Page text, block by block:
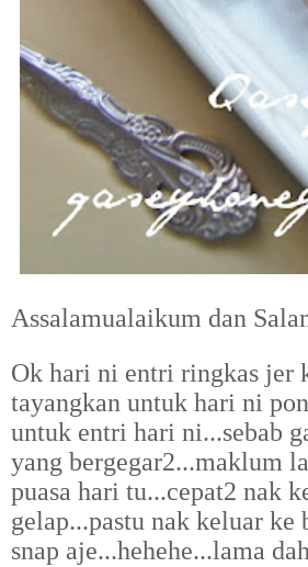
Assalamualaikum dan
Ok hari ni entri ringkas jer
tayangkan untuk hari ni
untuk entri hari ni...sebab
yang bergegar2...maklum
puasa hari tu...cepat2 nak
gelap...pastu nak keluar ke
snap aje...hehehe...lama